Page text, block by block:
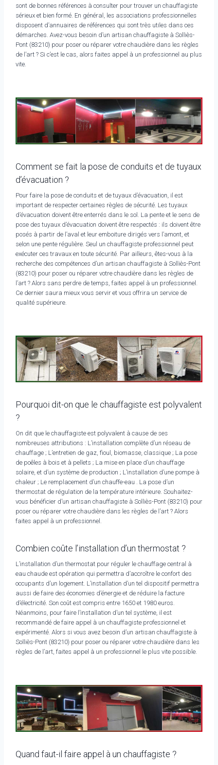
sont de bonnes références à consulter pour trouver un chauffagiste
sérieux et bien formé. En général, les associations professionnelles
disposent d’annuaires de références qui sont très utiles dans ces
démarches. Avez-vous besoin d’un artisan chauffagiste à Solliès-
Pont (83210) pour poser ou réparer votre chaudière dans les règles
de l’art ? Si c’est le cas, alors faites appel à un professionnel au plus
vite.
Comment se fait la pose de conduits et de tuyaux
d’évacuation ?
Pour faire la pose de conduits et de tuyaux d’évacuation, il est
important de respecter certaines règles de sécurité. Les tuyaux
d’évacuation doivent être enterrés dans le sol. La pente et le sens de
pose des tuyaux d’évacuation doivent être respectés : ils doivent être
posés à partir de l’aval et leur emboiture dirigés vers l’amont, et
selon une pente régulière. Seul un chauffagiste professionnel peut
exécuter ces travaux en toute sécurité. Par ailleurs, êtes-vous à la
recherche des compétences d’un artisan chauffagiste à Solliès-Pont
(83210) pour poser ou réparer votre chaudière dans les règles de
l’art ? Alors sans perdre de temps, faites appel à un professionnel.
Ce dernier saura mieux vous servir et vous offrira un service de
qualité supérieure.
Pourquoi dit-on que le chauffagiste est polyvalent
?
On dit que le chauffagiste est polyvalent à cause de ses
nombreuses attributions : L’installation complète d’un réseau de
chauffage ; L’entretien de gaz, fioul, biomasse, classique ; La pose
de poêles à bois et à pellets ; La mise en place d’un chauffage
solaire, et d’un système de production ; L’installation d’une pompe à
chaleur ; Le remplacement d’un chauffe-eau . La pose d’un
thermostat de régulation de la température intérieure. Souhaitez-
vous bénéficier d’un artisan chauffagiste à Solliès-Pont (83210) pour
poser ou réparer votre chaudière dans les règles de l’art ? Alors
faites appel à un professionnel.
Combien coûte l’installation d’un thermostat ?
L’installation d’un thermostat pour réguler le chauffage central à
eau chaude est opération qui permettra d’accroître le confort des
occupants d’un logement. L’installation d’un tel dispositif permettra
aussi de faire des économies d’énergie et de réduire la facture
d’électricité. Son coût est compris entre 1650 et 1980 euros.
Néanmoins, pour faire l’installation d’un tel système, il est
recommandé de faire appel à un chauffagiste professionnel et
expérimenté. Alors si vous avez besoin d’un artisan chauffagiste à
Solliès-Pont (83210) pour poser ou réparer votre chaudière dans les
règles de l’art, faites appel à un professionnel le plus vite possible.
Quand faut-il faire appel à un chauffagiste ?